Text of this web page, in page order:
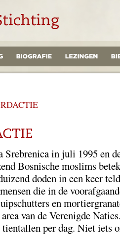
Srebrenica in juli 1995 en
Bosnische moslims
doden in een keer
die in de
en
van de Verenigde
per dag. Niet iets